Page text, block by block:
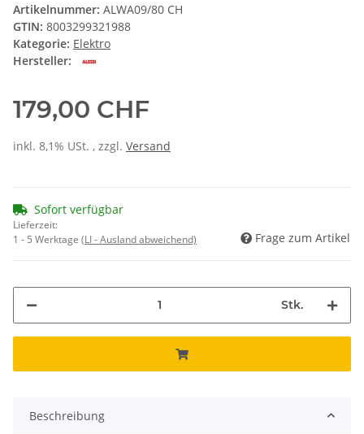
Artikelnummer: ALWA09/80 CH
GTIN: 8003299321988
Kategorie: Elektro
Hersteller:
179,00 CHF
inkl. 8,1% USt. , zzgl. Versand
Sofort verfügbar
Lieferzeit:
1 - 5 Werktage (LI - Ausland abweichend) Frage zum Artikel
Stk.
Beschreibung